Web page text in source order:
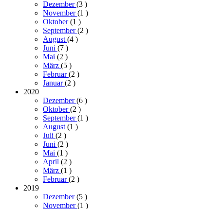
Dezember(3 )
November(1 )
Oktober(1 )
September(2 )
August (4 )
Juni (7 )
Mai (2 )
März (5 )
Februar(2 )
Januar(2 )
2020
Dezember(6 )
Oktober(2 )
September(1 )
August (1 )
Juli (2 )
Juni (2 )
Mai (1 )
April (2 )
März (1 )
Februar(2 )
2019
Dezember(5 )
November(1 )